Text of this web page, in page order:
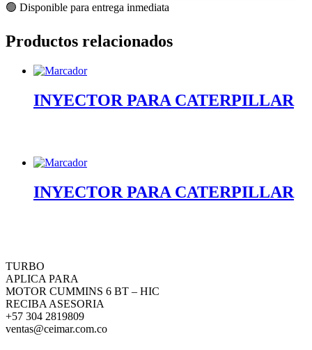
🟢 Disponible para entrega inmediata
Productos relacionados
INYECTOR PARA CATERPILLAR
INYECTOR PARA CATERPILLAR
TURBO
APLICA PARA
MOTOR CUMMINS 6 BT – HIC
RECIBA ASESORIA
+57 304 2819809
ventas@ceimar.com.co